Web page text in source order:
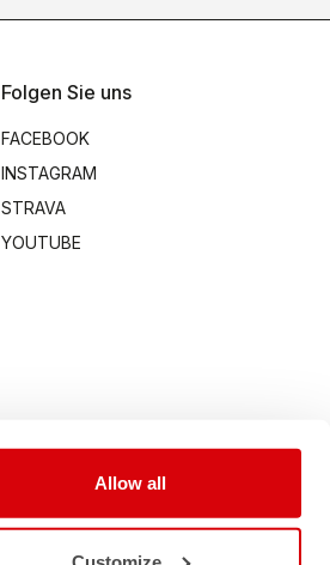
Allow all
Folgen Sie uns
FACEBOOK
INSTAGRAM
STRAVA
YOUTUBE